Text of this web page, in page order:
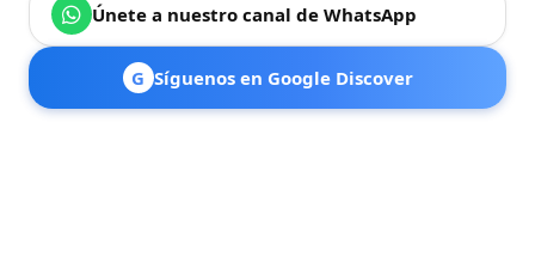
Únete a nuestro canal de WhatsApp
G Síguenos en Google Discover